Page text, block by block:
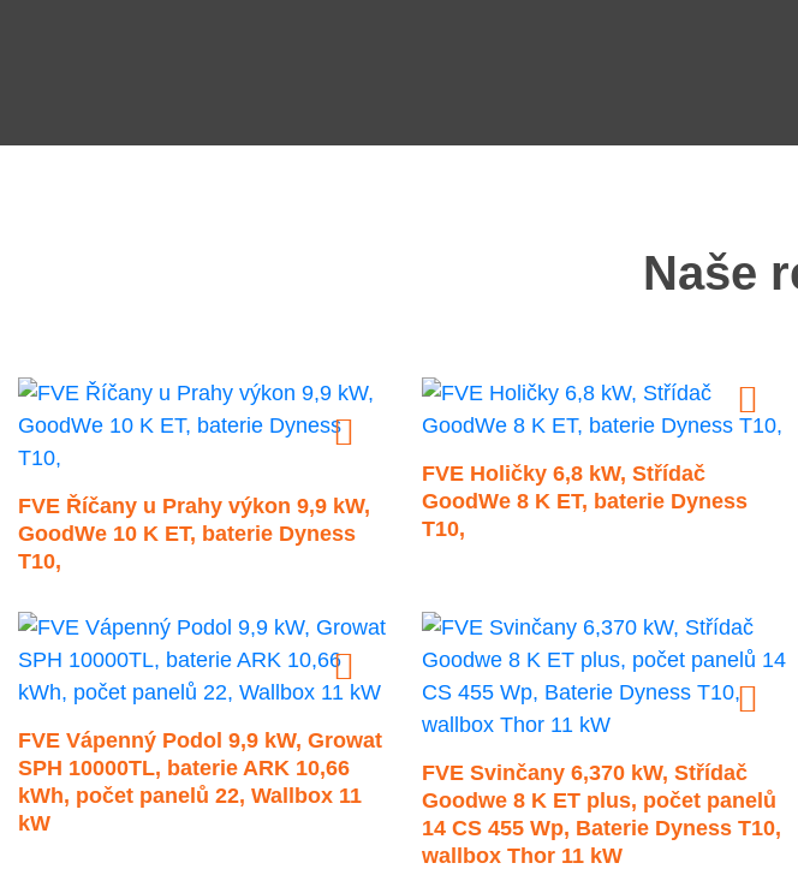
Naše
FVE Říčany u Prahy výkon 9,9 kW,
GoodWe 10 K ET, baterie Dyness
T10,
FVE Holičky 6,8 kW, Střídač
GoodWe 8 K ET, baterie Dyness
T10,
FVE Vápenný Podol 9,9 kW, Growat
SPH 10000TL, baterie ARK 10,66
kWh, počet panelů 22, Wallbox 11
kW
FVE Svinčany 6,370 kW, Střídač
Goodwe 8 K ET plus, počet panelů
14 CS 455 Wp, Baterie Dyness T10,
wallbox Thor 11 kW